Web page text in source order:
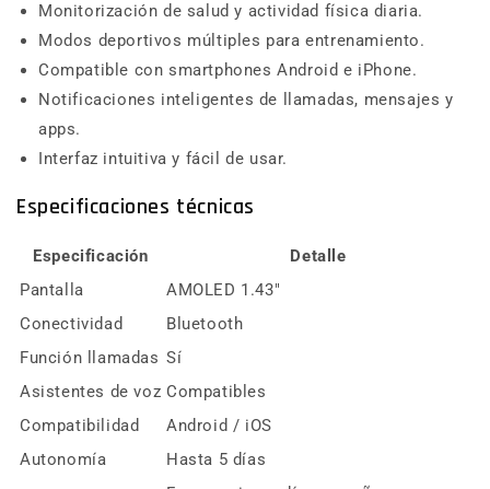
Monitorización de salud y actividad física diaria.
Modos deportivos múltiples para entrenamiento.
Compatible con smartphones Android e iPhone.
Notificaciones inteligentes de llamadas, mensajes y
apps.
Interfaz intuitiva y fácil de usar.
Especificaciones técnicas
Especificación
Detalle
Pantalla
AMOLED 1.43"
Conectividad
Bluetooth
Función llamadas Sí
Asistentes de voz Compatibles
Compatibilidad
Android / iOS
Autonomía
Hasta 5 días